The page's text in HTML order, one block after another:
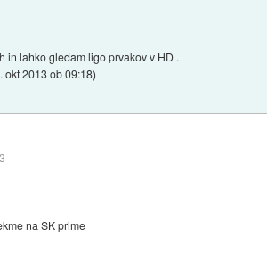
in lahko gledam ligo prvakov v HD .
okt 2013 ob 09:18)
na SK prime